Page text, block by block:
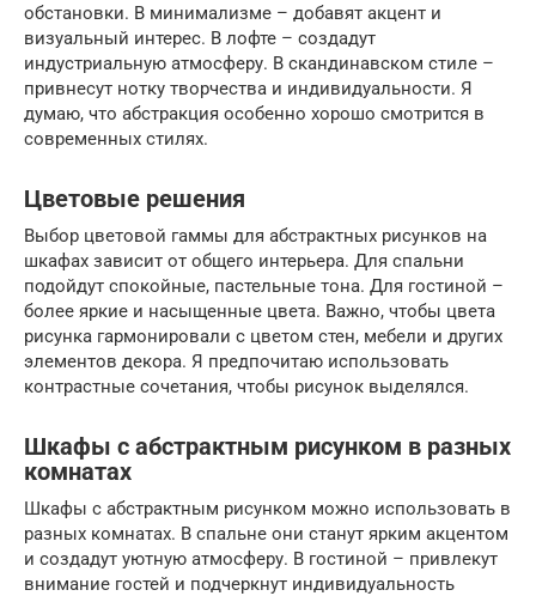
обстановки. В минимализме – добавят акцент и
визуальный интерес. В лофте – создадут
индустриальную атмосферу. В скандинавском стиле –
привнесут нотку творчества и индивидуальности. Я
думаю, что абстракция особенно хорошо смотрится в
современных стилях.
Цветовые решения
Выбор цветовой гаммы для абстрактных рисунков на
шкафах зависит от общего интерьера. Для спальни
подойдут спокойные, пастельные тона. Для гостиной –
более яркие и насыщенные цвета. Важно, чтобы цвета
рисунка гармонировали с цветом стен, мебели и других
элементов декора. Я предпочитаю использовать
контрастные сочетания, чтобы рисунок выделялся.
Шкафы с абстрактным рисунком в разных
комнатах
Шкафы с абстрактным рисунком можно использовать в
разных комнатах. В спальне они станут ярким акцентом
и создадут уютную атмосферу. В гостиной – привлекут
внимание гостей и подчеркнут индивидуальность